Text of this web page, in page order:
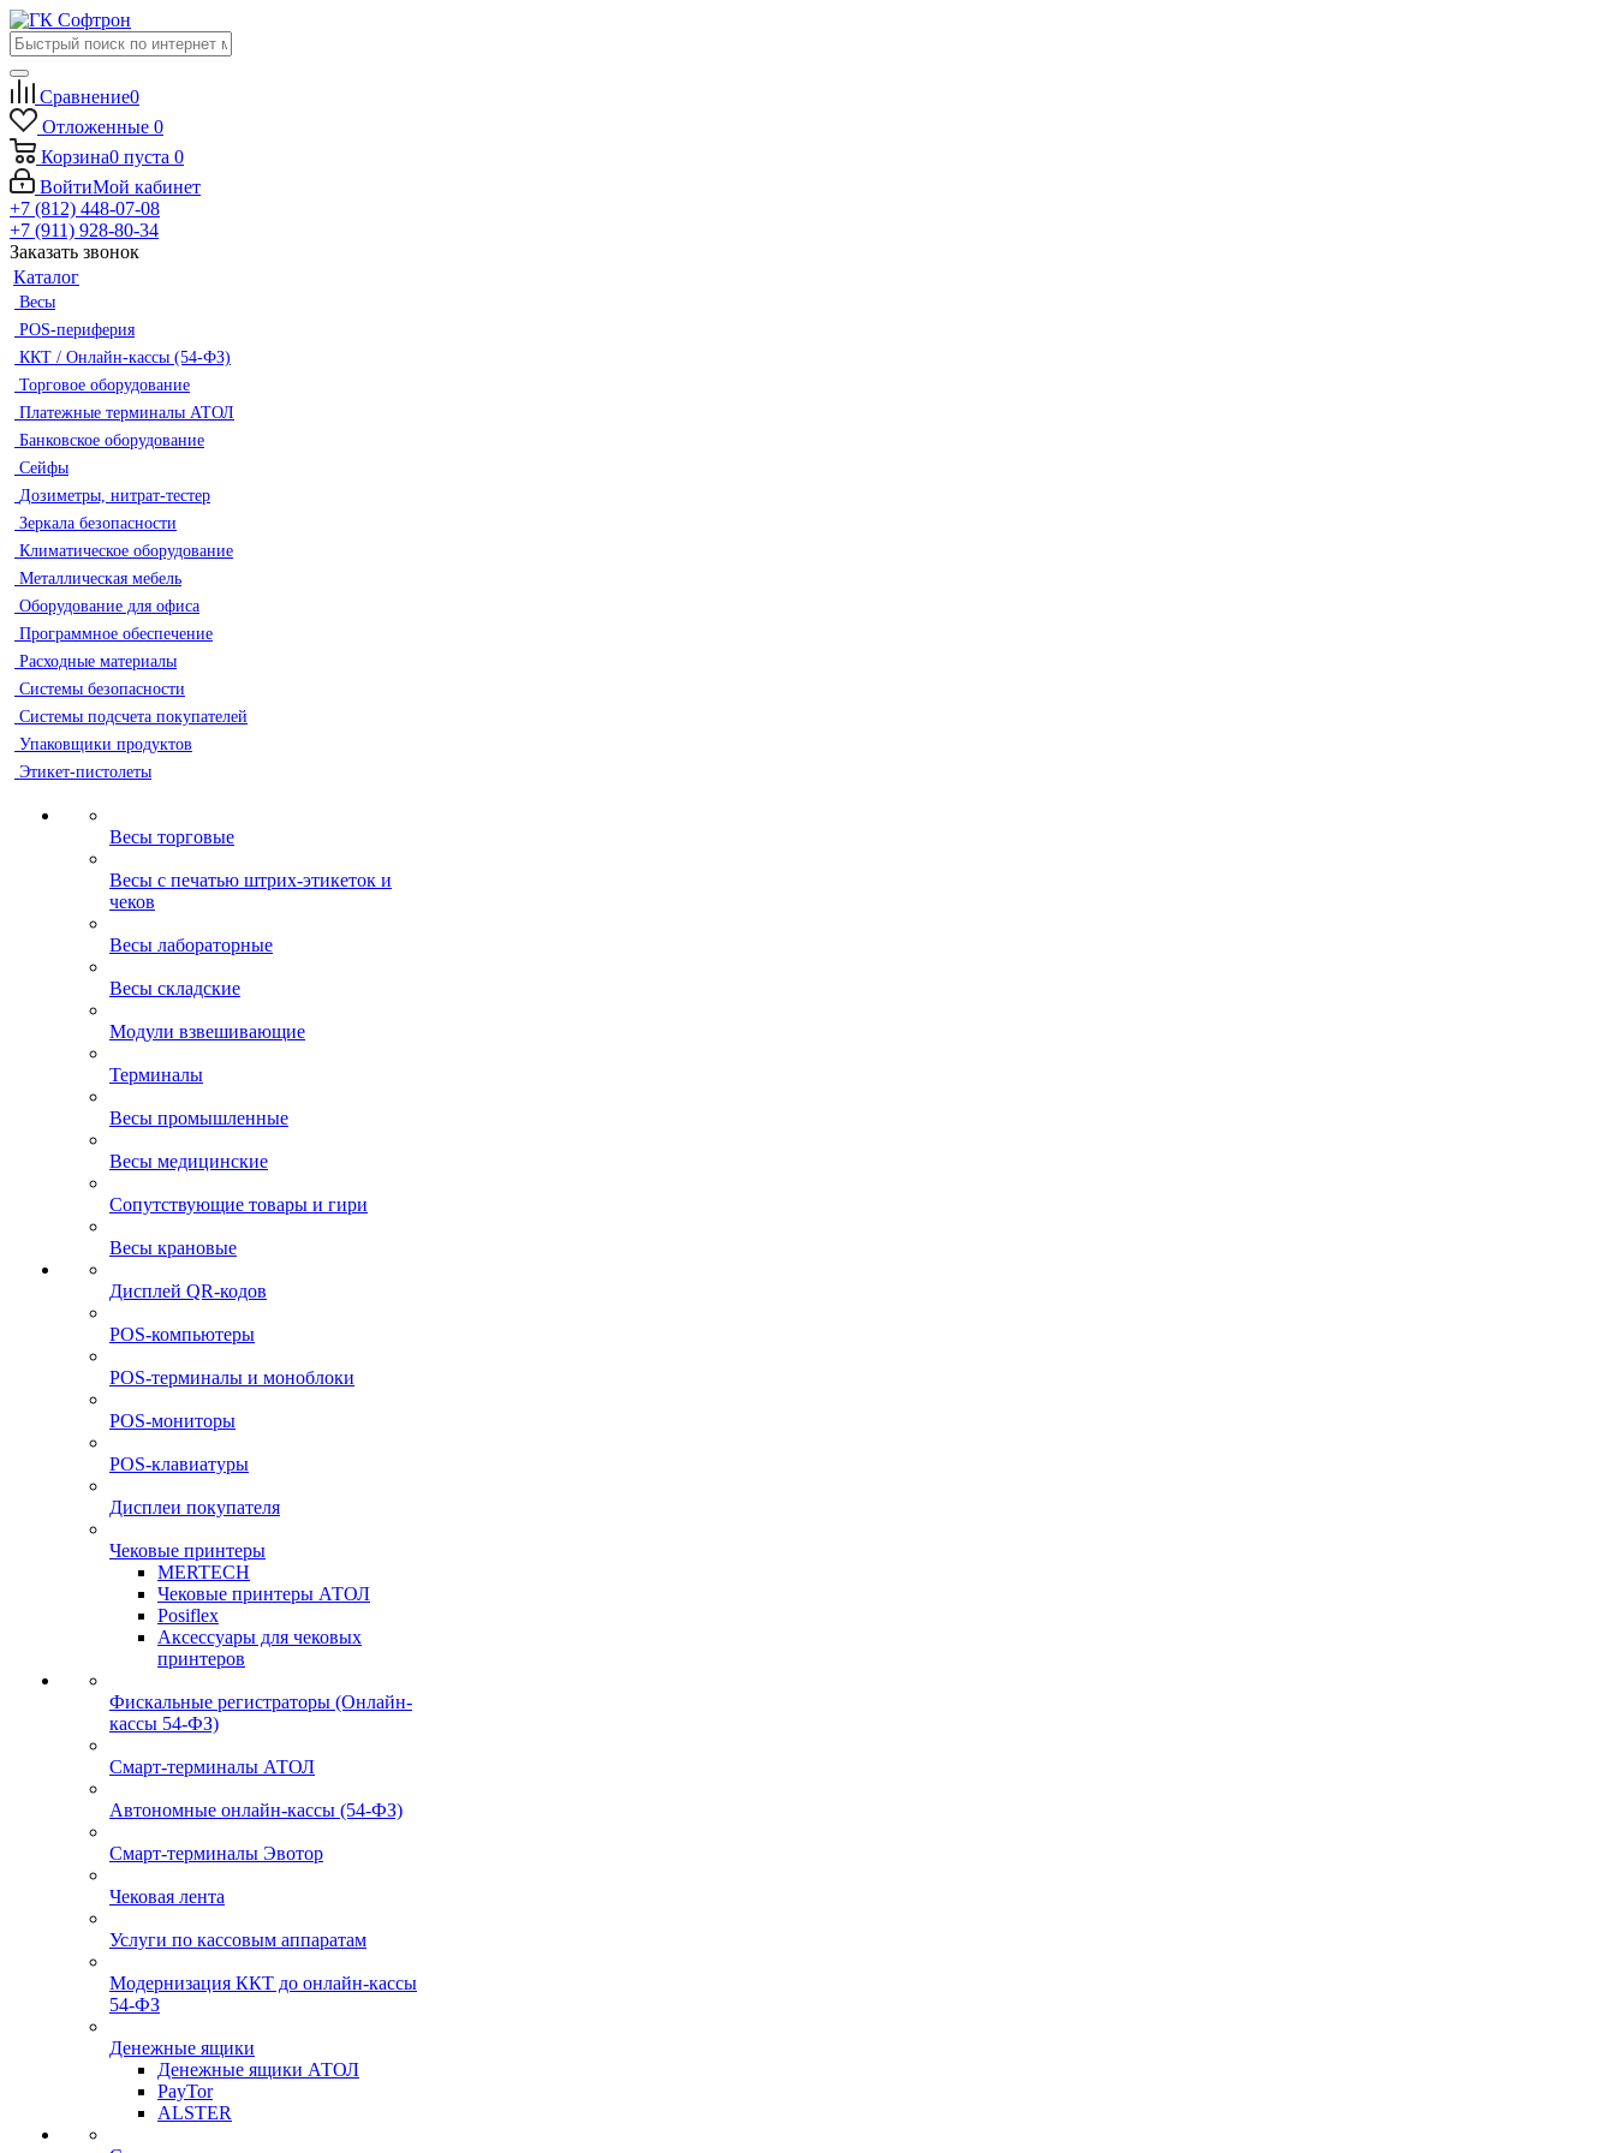
Сравнение0
Отложенные 0
Корзина0 пуста 0
ВойтиМой кабинет
+7 (812) 448-07-08
+7 (911) 928-80-34
Заказать звонок
Каталог
Весы
POS-периферия
ККТ / Онлайн-кассы (54-ФЗ)
Торговое оборудование
Платежные терминалы АТОЛ
Банковское оборудование
Сейфы
Дозиметры, нитрат-тестер
Зеркала безопасности
Климатическое оборудование
Металлическая мебель
Оборудование для офиса
Программное обеспечение
Расходные материалы
Системы безопасности
Системы подсчета покупателей
Упаковщики продуктов
Этикет-пистолеты
Весы торговые
Весы с печатью штрих-этикеток и
чеков
Весы лабораторные
Весы складские
Модули взвешивающие
Терминалы
Весы промышленные
Весы медицинские
Сопутствующие товары и гири
Весы крановые
Дисплей QR-кодов
POS-компьютеры
POS-терминалы и моноблоки
POS-мониторы
POS-клавиатуры
Дисплеи покупателя
Чековые принтеры
MERTECH
Чековые принтеры АТОЛ
Posiflex
Аксессуары для чековых
принтеров
Фискальные регистраторы (Онлайн-
кассы 54-ФЗ)
Смарт-терминалы АТОЛ
Автономные онлайн-кассы (54-ФЗ)
Смарт-терминалы Эвотор
Чековая лента
Услуги по кассовым аппаратам
Модернизация ККТ до онлайн-кассы
54-ФЗ
Денежные ящики
Денежные ящики АТОЛ
PayTor
ALSTER